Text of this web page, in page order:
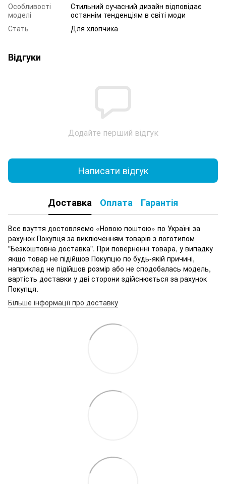
Особливості
моделі
Стильний сучасний дизайн відповідає
останнім тенденціям в світі моди
Стать
Для хлопчика
Відгуки
Додайте перший відгук
Написати відгук
Доставка Оплата Гарантія
Все взуття достовляемо «Новою поштою» по Україні за
рахунок Покупця за виключенням товарів з логотипом
"Безкоштовна доставка". При поверненні товара, у випадку
якщо товар не підійшов Покупцю по будь-якій причині,
наприклад не підійшов розмір або не сподобалась модель,
вартість доставки у дві сторони здійснюється за рахунок
Покупця.
Більше інформації про доставку